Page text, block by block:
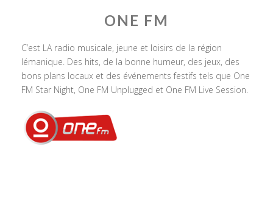
ONE FM
C’est LA radio musicale, jeune et loisirs de la région
lémanique. Des hits, de la bonne humeur, des jeux, des
bons plans locaux et des événements festifs tels que One
FM Star Night, One FM Unplugged et One FM Live Session.